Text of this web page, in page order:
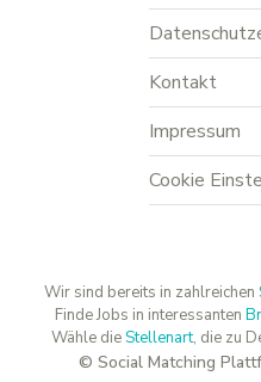
Kontakt
Impressum
Cookie
Wir sind bereits in zahlreichen
Finde Jobs in interessanten
Wähle dieStellenart, die zu
© Social Matching